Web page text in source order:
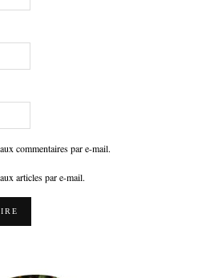
commentaires par e-mail.
articles par e-mail.